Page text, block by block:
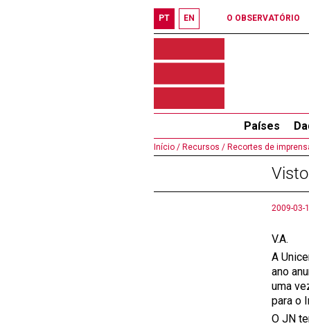
PT EN O OBSERVATÓRIO
Países
Início / Recursos / Recortes de
2009-03-
V.A.
A
ano
uma
para o
O JN